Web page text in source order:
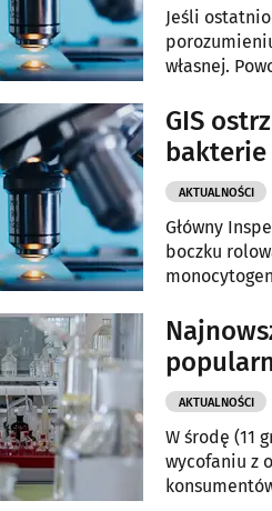
Jeśli
własnej.
GIS
bakterie
AKTUALNOŚCI
Główny
boczku
AKTUALNOŚCI
W środę (11
wycofaniu z